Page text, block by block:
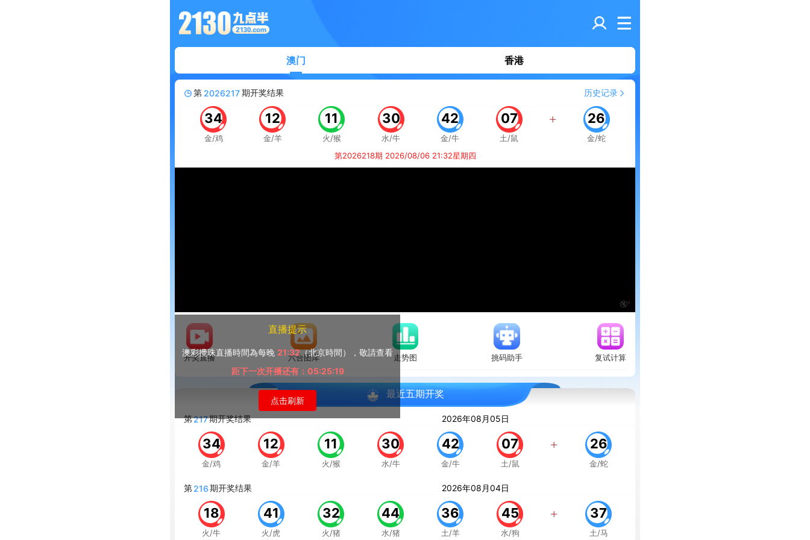
澳门 香港
第 2026217期开奖结果 历史记录
34
金/鸡
12
金/羊
11
火/猴
30
水/牛
42
金/牛
07
土/鼠
26
金/蛇
第2026218期 2026/08/06 21:32星期四
直播提示
澳彩攪珠直播時間為每晚 21:32（北京時間），敬請查看
距下一次开播还有：05:25:19
点击刷新
🔇"
开奖直播 六合图库 走势图 挑码助手 复试计算
最近五期开奖
第217期开奖结果 2026年08月05日
34
金/鸡
12
金/羊
11
火/猴
30
水/牛
42
金/牛
07
土/鼠
26
金/蛇
第216期开奖结果 2026年08月04日
18
火/牛
41
火/虎
32
火/猪
44
水/猪
36
土/羊
45
水/狗
37
土/马